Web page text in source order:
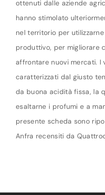
ottenuti dalle aziende
hanno stimolato
nel territorio per
produttivo, per migliorare
affrontare nuovi mercati. I
caratterizzati dal giusto
da buona acidità fissa, la
esaltarne i profumi e a
presente scheda sono
Anfra recensiti da